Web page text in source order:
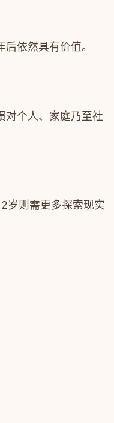
依然具有价值。
个人、家庭乃至社
岁则需更多探索现实